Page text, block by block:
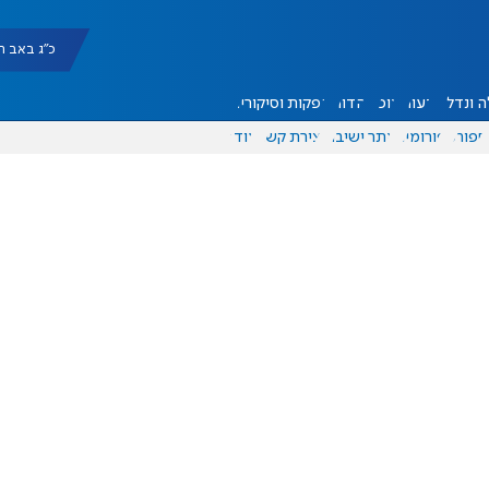
כ"ג באב תשפ"ו
ונדל"ן דעות אוכל יהדות הפקות וסיקורים
ספורט פורומים אתר ישיבה יצירת קשר עוד